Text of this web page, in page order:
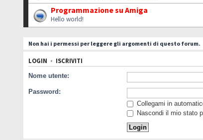
Programmazione su Amiga
Hello world!
Non hai i permessi per leggere gli argomenti di questo forum.
LOGIN • ISCRIVITI
Nome utente:
Password:
Collegami in
Nascondi il mio stato